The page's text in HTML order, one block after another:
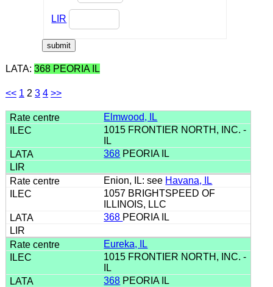
LIR
LATA: 368 PEORIA IL
<< 1 2 3 4 >>
Elmwood, IL
1015 FRONTIER NORTH, INC. -
IL
368 PEORIA IL
Enion, IL: see Havana, IL
1057 BRIGHTSPEED OF
ILLINOIS, LLC
368 PEORIA IL
Eureka, IL
1015 FRONTIER NORTH, INC. -
IL
368 PEORIA IL